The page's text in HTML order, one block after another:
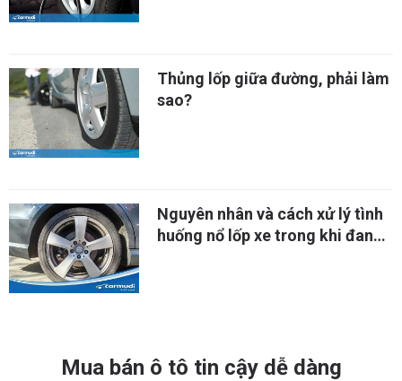
Thủng lốp giữa đường, phải làm
sao?
Nguyên nhân và cách xử lý tình
huống nổ lốp xe trong khi đang
Mua bán ô tô tin cậy dễ dàng